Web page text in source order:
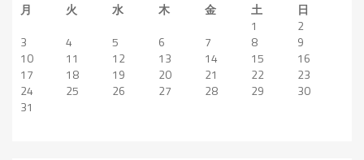
月
火 水 木 金 土
日
1
2
3
4 5 6 7 8
9
10
11 12 13 14 15
16
17
18 19 20 21 22
23
24
25 26 27 28 29
30
31